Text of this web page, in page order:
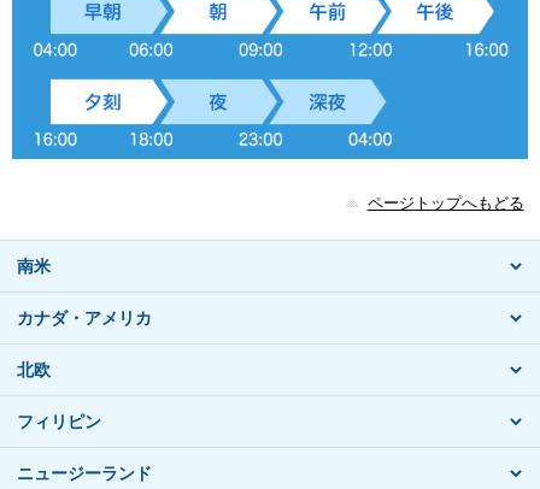
ページトップへもどる
南米
カナダ・アメリカ
北欧
フィリピン
ニュージーランド